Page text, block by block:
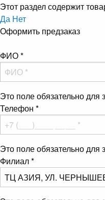
Этот раздел содержит
Да Нет
Оформить предзаказ
ФИО*
Это поле обязательно для
Телефон *
Это поле обязательно для
Филиал*